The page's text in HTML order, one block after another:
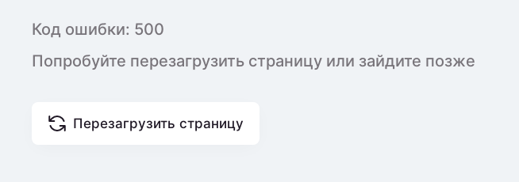
Код ошибки: 500
Попробуйте перезагрузить страницу или зайдите позже
Перезагрузить страницу